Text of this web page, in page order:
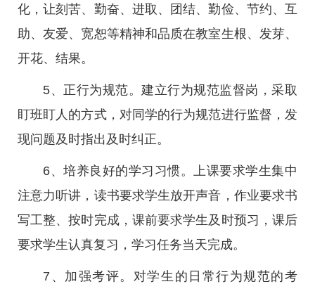
化，让刻苦、勤奋、进取、团结、勤俭、节约、互
助、友爱、宽恕等精神和品质在教室生根、发芽、
开花、结果。
5、正行为规范。建立行为规范监督岗，采取
盯班盯人的方式，对同学的行为规范进行监督，发
现问题及时指出及时纠正。
6、培养良好的学习习惯。上课要求学生集中
注意力听讲，读书要求学生放开声音，作业要求书
写工整、按时完成，课前要求学生及时预习，课后
要求学生认真复习，学习任务当天完成。
7、加强考评。对学生的日常行为规范的考